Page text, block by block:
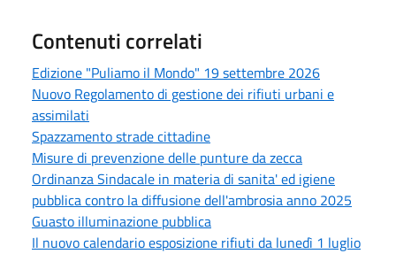
Contenuti correlati
Edizione "Puliamo il Mondo" 19 settembre 2026
Nuovo Regolamento di gestione dei rifiuti urbani e
assimilati
Spazzamento strade cittadine
Misure di prevenzione delle punture da zecca
Ordinanza Sindacale in materia di sanita' ed igiene
pubblica contro la diffusione dell'ambrosia anno 2025
Guasto illuminazione pubblica
Il nuovo calendario esposizione rifiuti da lunedì 1 luglio